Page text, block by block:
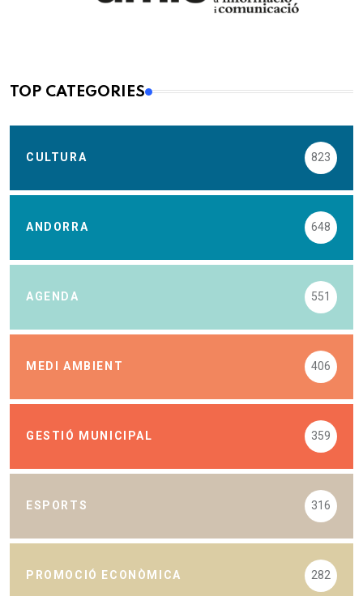
TOP CATEGORIES
CULTURA 823
ANDORRA 648
AGENDA 551
MEDI AMBIENT 406
GESTIÓ MUNICIPAL 359
ESPORTS 316
PROMOCIÓ ECONÒMICA 282